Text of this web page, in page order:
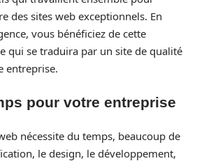
des sites web exceptionnels. En
vous bénéficiez de cette
qui se traduira par un site de qualité
entreprise.
pour votre entreprise
nécessite du temps, beaucoup de
le design, le développement,